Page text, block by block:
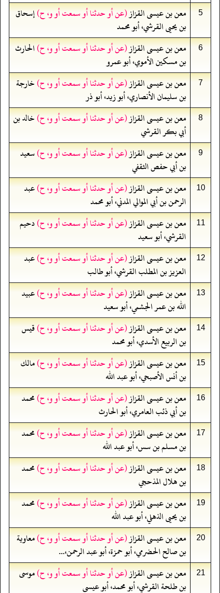
5 معن بن عيسى القزاز(عن أو حدثنا أو سمعت أو و، ح)إسحاق
بن يحيى القرشي، أبو محمد
6 معن بن عيسى القزاز(عن أو حدثنا أو سمعت أو و، ح)الحارث
بن مسكين الأموي، أبو عمرو
7 معن بن عيسى القزاز(عن أو حدثنا أو سمعت أو و، ح)خارجة
بن سليمان الأنصاري، أبو زيد، أبو ذر
8 معن بن عيسى القزاز(عن أو حدثنا أو سمعت أو و، ح)خالد بن
أبي بكر القرشي
9 معن بن عيسى القزاز(عن أو حدثنا أو سمعت أو و، ح)سعيد
بن أبي حفص الثقفي
10 معن بن عيسى القزاز(عن أو حدثنا أو سمعت أو و، ح)عبد
الرحمن بن أبي الموالي المدني، أبو محمد
11 معن بن عيسى القزاز(عن أو حدثنا أو سمعت أو و، ح)دحيم
القرشي، أبو سعيد
12 معن بن عيسى القزاز(عن أو حدثنا أو سمعت أو و، ح)عبد
العزيز بن المطلب القرشي، أبو طالب
13 معن بن عيسى القزاز(عن أو حدثنا أو سمعت أو و، ح)عبيد
الله بن عمر الجشمي، أبو سعيد
14 معن بن عيسى القزاز(عن أو حدثنا أو سمعت أو و، ح)قيس
بن الربيع الأسدي، أبو محمد
15 معن بن عيسى القزاز(عن أو حدثنا أو سمعت أو و، ح)مالك
بن أنس الأصبحي، أبو عبد الله
16 معن بن عيسى القزاز(عن أو حدثنا أو سمعت أو و، ح)محمد
بن أبي ذئب العامري، أبو الحارث
17 معن بن عيسى القزاز(عن أو حدثنا أو سمعت أو و، ح)محمد
بن مسلم بن سس، أبو عبد الله
18 معن بن عيسى القزاز(عن أو حدثنا أو سمعت أو و، ح)محمد
بن هلال المذحجي
19 معن بن عيسى القزاز(عن أو حدثنا أو سمعت أو و، ح)محمد
بن يحيى الذهلي، أبو عبد الله
20 معن بن عيسى القزاز(عن أو حدثنا أو سمعت أو و، ح)معاوية
بن صالح الحضرمي، أبو حمزة، أبو عبد الرحمن،...
21 معن بن عيسى القزاز(عن أو حدثنا أو سمعت أو و، ح)موسى
بن طلحة القرشي، أبو محمد، أبو عيسى